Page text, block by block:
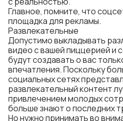
Главное, помните, что
площадка для рекламы.
Развлекательные
Допустимо выкладывать
видео с вашей пиццерией и
будут создавать о вас
впечатления. Поскольку
социальных сетях
развлекательный контент
привлечением молодых
больше знают о последних
Но нужно принимать во